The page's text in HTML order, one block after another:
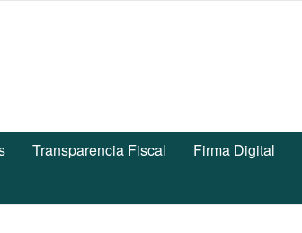
Transparencia Fiscal Firma Digital